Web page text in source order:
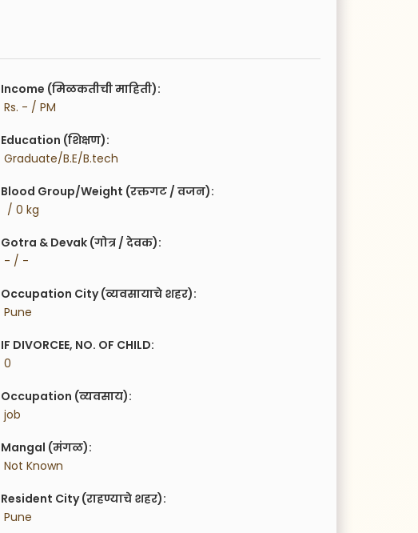
Income (मिळकतीची माहिती):
Rs. - / PM
Education (शिक्षण):
Graduate/B.E/B.tech
Blood Group/Weight (रक्तगट / वजन):
  / 0 kg
Gotra & Devak (गोत्र / देवक):
- / -
Occupation City (व्यवसायाचे शहर):
Pune
IF DIVORCEE, NO. OF CHILD:
0
Occupation (व्यवसाय):
job
Mangal (मंगळ):
Not Known
Resident City (राहण्याचे शहर):
Pune